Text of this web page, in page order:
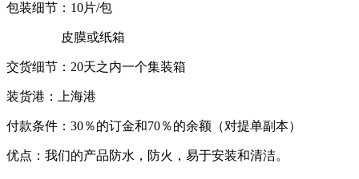
包装细节：10片/包
皮膜或纸箱
交货细节：20天之内一个集装箱
装货港：上海港
付款条件：30％的订金和70％的余额（对提单副本）
优点：我们的产品防水，防火，易于安装和清洁。